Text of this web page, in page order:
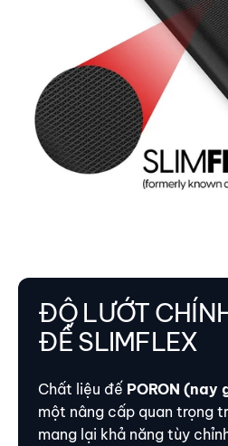
ĐỘ LƯỚT
ĐẾ SLIMFLEX
Chất liệu đế PORON (nay
một nâng cấp quan trọng
mang lại khả năng tùy